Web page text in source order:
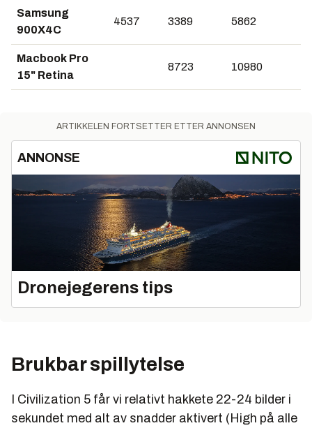
Samsung
900X4C
4537 3389 5862
Macbook Pro
15" Retina
8723 10980
ARTIKKELEN FORTSETTER ETTER ANNONSEN
ANNONSE
Dronejegerens tips
Brukbar spillytelse
I Civilization 5 får vi relativt hakkete 22-24 bilder i
sekundet med alt av snadder aktivert (High på alle